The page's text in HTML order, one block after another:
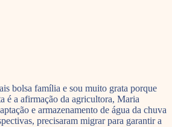
bolsa família e sou muito grata porque
é a afirmação da agricultora, Maria
e armazenamento de água da chuva
precisaram migrar para garantir a